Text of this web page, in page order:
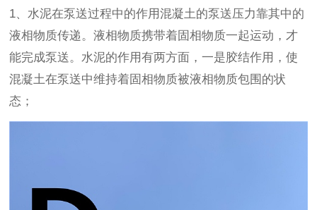
1、水泥在泵送过程中的作用混凝土的泵送压力靠其中的
液相物质传递。液相物质携带着固相物质一起运动，才
能完成泵送。水泥的作用有两方面，一是胶结作用，使
混凝土在泵送中维持着固相物质被液相物质包围的状
态；